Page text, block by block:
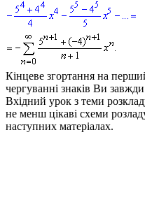
Кінцеве згортання на
чергуванні знаків Ви
Вхідний урок з теми
не менш цікаві схеми
наступних матеріалах.